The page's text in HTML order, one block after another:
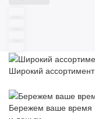
Широкий ассортимент
Бережем ваше время